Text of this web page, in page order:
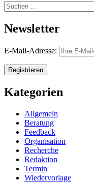
Suchen
nach:
Newsletter
E-Mail-Adresse:
Kategorien
Allgemein
Beratung
Feedback
Organisation
Recherche
Redaktion
Termin
Wiedervorlage